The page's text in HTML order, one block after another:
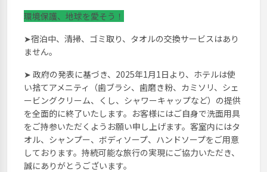
環境保護、地球を愛そう！
➤宿泊中、清掃、ゴミ取り、タオルの交換サービスはあり
ません。
➤ 政府の発表に基づき、2025年1月1日より、ホテルは使
い捨てアメニティ（歯ブラシ、歯磨き粉、カミソリ、シェ
ービングクリーム、くし、シャワーキャップなど）の提供
を全面的に終了いたします。お客様にはご自身で洗面用具
をご持参いただくようお願い申し上げます。客室内にはタ
オル、シャンプー、ボディソープ、ハンドソープをご用意
しております。持続可能な旅行の実現にご協力いただき、
誠にありがとうございます。